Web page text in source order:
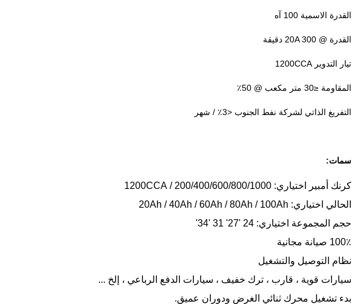
القدرة الاسمية 100 آه
القدرة @ 20A 300 دقيقة
تيار التدوير 1200CCA
المقاومة ≤30 متر مكعب @ 50٪
التفريغ الذاتي لشركة نفط الجنوب <3٪ / شهر
سمات:
كرنك أمبير اختياري: 200/400/600/800/1000 / 1200CCA
الحالي اختياري: 20Ah / 40Ah / 60Ah / 80Ah / 100Ah
حجم المجموعة اختياري: 24 '27' 31 '34'
100٪ صيانة مجانية
نظام التوصيل والتشغيل
سيارات قوية ، قارب ، ترك خفيف ، سيارات الدفع الرباعي ، إلخ ...
بدء تشغيل محرك ثنائي الغرض ودوران عميق.